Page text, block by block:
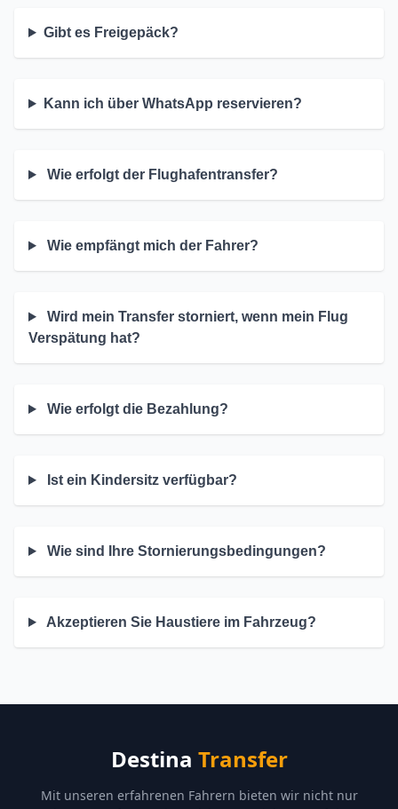
Gibt es Freigepäck?
Kann ich über WhatsApp reservieren?
Wie erfolgt der Flughafentransfer?
Wie empfängt mich der Fahrer?
Wird mein Transfer storniert, wenn mein Flug
Verspätung hat?
Wie erfolgt die Bezahlung?
Ist ein Kindersitz verfügbar?
Wie sind Ihre Stornierungsbedingungen?
Akzeptieren Sie Haustiere im Fahrzeug?
Destina Transfer
Mit unseren erfahrenen Fahrern bieten wir nicht nur